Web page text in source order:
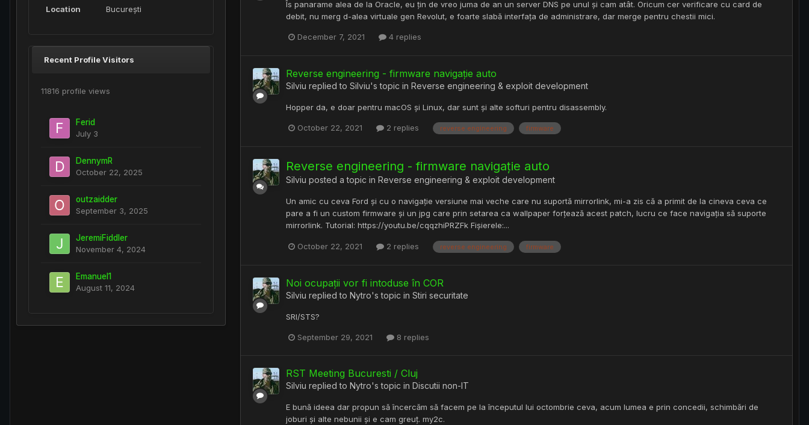
Location București
Recent Profile Visitors
11816 profile views
Ferid
July 3
DennymR
October 22, 2025
outzaidder
September 3, 2025
JeremiFiddler
November 4, 2024
Emanuel1
August 11, 2024
Îs panarame alea de la Oracle, eu țin de vreo juma de an un server DNS pe unul și cam atât. Oricum cer verificare cu card de
debit, nu merg d-alea virtuale gen Revolut, e foarte slabă interfața de administrare, dar merge pentru chestii mici.
December 7, 2021 4 replies
Reverse engineering - firmware navigație auto
Silviu replied to Silviu's topic in Reverse engineering & exploit development
Hopper da, e doar pentru macOS și Linux, dar sunt și alte softuri pentru disassembly.
October 22, 2021 2 replies reverse engineering firmware
Reverse engineering - firmware navigație auto
Silviu posted a topic in Reverse engineering & exploit development
Un amic cu ceva Ford și cu o navigație versiune mai veche care nu suportă mirrorlink, mi-a zis că a primit de la cineva ceva ce
pare a fi un custom firmware și un jpg care prin setarea ca wallpaper forțează acest patch, lucru ce face navigația să suporte
mirrorlink. Tutorial: https://youtu.be/cqqzhiPRZFk Fișierele:...
October 22, 2021 2 replies reverse engineering firmware
Noi ocupații vor fi intoduse în COR
Silviu replied to Nytro's topic in Stiri securitate
SRI/STS?
September 29, 2021 8 replies
RST Meeting Bucuresti / Cluj
Silviu replied to Nytro's topic in Discutii non-IT
E bună ideea dar propun să încercăm să facem pe la începutul lui octombrie ceva, acum lumea e prin concedii, schimbări de
joburi și alte nebunii și e cam greuț. my2c.